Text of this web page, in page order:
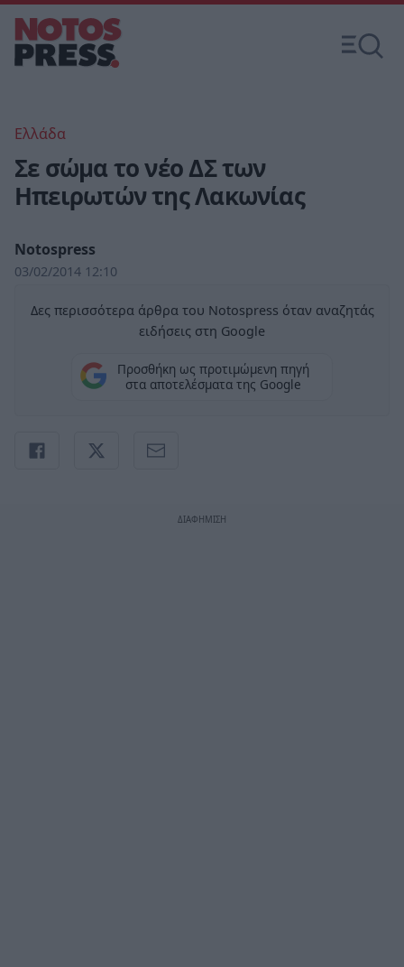
Ελλάδα
Σε σώμα το νέο ΔΣ των
Ηπειρωτών της Λακωνίας
Notospress
03/02/2014 12:10
Δες περισσότερα άρθρα του Notospress όταν αναζητάς
ειδήσεις στη Google
Προσθήκη ως προτιμώμενη πηγή
στα αποτελέσματα της Google